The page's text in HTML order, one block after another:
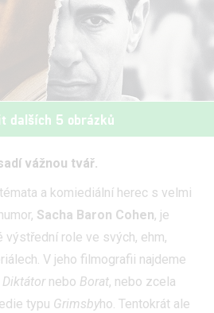
dalších 5 obrázků
vážnou tvář.
a komiediální herec s velmi
Sacha Baron Cohen, je
role ve svých, ehm,
V jeho filmografii najdeme
Diktátor nebo Borat, nebo zcela
typu Grimsbyho. Tentokrát ale